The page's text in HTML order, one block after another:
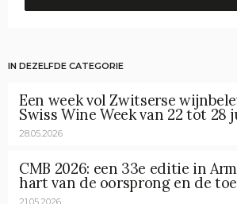
IN DEZELFDE CATEGORIE
Een week vol Zwitserse
Swiss Wine Week van 22 tot 28
28.05.2026
CMB 2026: een 33e editie in
hart van de oorsprong en de
21.05.2026